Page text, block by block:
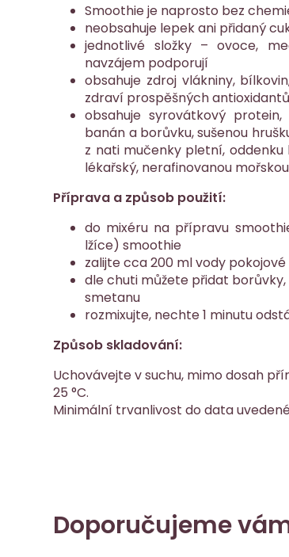
Smoothie je naprosto bez
neobsahuje lepek ani přidaný
jednotlivé složky – ovoce,
navzájem podporují
obsahuje zdroj vlákniny,
zdraví prospěšných
obsahuje syrovátkový
banán a borůvku, sušenou
z nati mučenky pletní, oddenku
lékařský, nerafinovanou
Příprava a způsob použití:
do mixéru na přípravu
lžíce) smoothie
zalijte cca 200 ml vody
dle chuti můžete přidat
smetanu
rozmixujte, nechte 1 minutu
Způsob skladování:
Uchovávejte v suchu, mimo dosah
25 °C.
Minimální trvanlivost do data
Doporučujeme